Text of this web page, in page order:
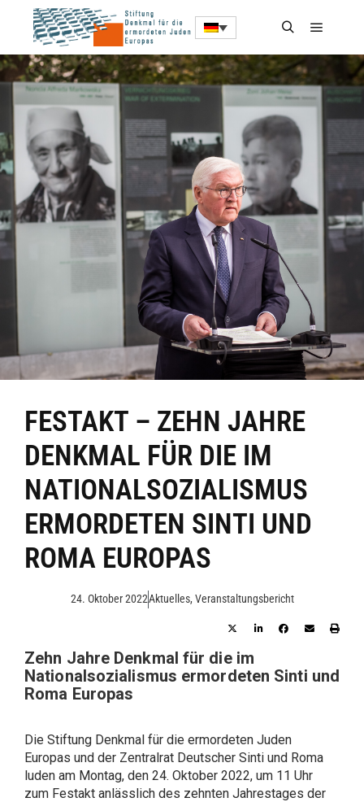
FESTAKT – ZEHN JAHRE
DENKMAL FÜR DIE IM
NATIONALSOZIALISMUS
ERMORDETEN SINTI UND
ROMA EUROPAS
24. Oktober 2022Aktuelles, Veranstaltungsbericht
Zehn Jahre Denkmal für die im
Nationalsozialismus ermordeten Sinti und
Roma Europas
Die Stiftung Denkmal für die ermordeten Juden
Europas und der Zentralrat Deutscher Sinti und Roma
luden am Montag, den 24. Oktober 2022, um 11 Uhr
zum Festakt anlässlich des zehnten Jahrestages der